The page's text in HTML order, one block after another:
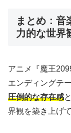
まとめ：音
力的な世界
アニメ『魔王
エンディングテ
圧倒的な存在感と
界観を築き上げ